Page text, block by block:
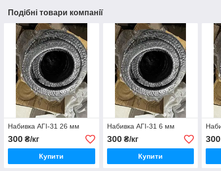
Подібні товари компанії
Набивка АГІ-31 26 мм
300 ₴/кг
Купити
Набивка АГІ-31 6 мм
300₴/кг
Купити
300